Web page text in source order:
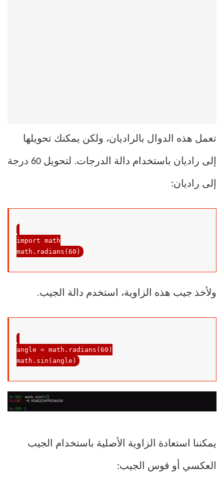
تعمل هذه الدوال بالراديان، ولكن يمكنك تحويلها
إلى راديان باستخدام دالة الدرجات. لتحويل 60 درجة
إلى راديان:
import math
math.radians( 60 )
ولأخذ جيب هذه الزاوية، استخدم دالة الجيب.
angle = math.radians( 60 )
math.sin(angle)
يمكننا استعادة الزاوية الأصلية باستخدام الجيب
العكسي أو قوس الجيب: